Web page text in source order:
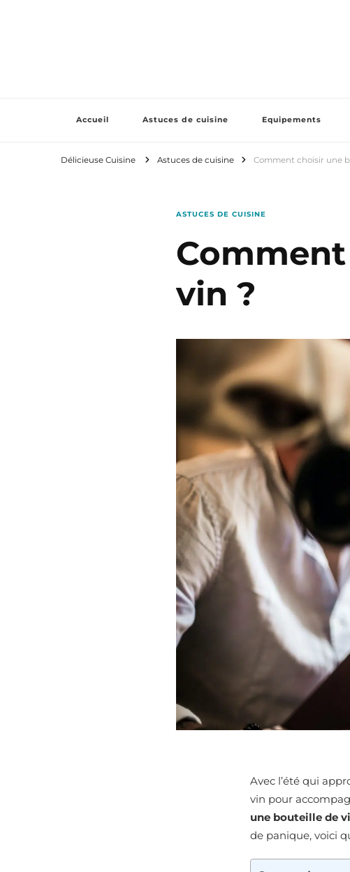
Accueil Astuces de cuisine Equipements
Délicieuse Cuisine Astuces de cuisine Comment choisir une
ASTUCES DE CUISINE
vin ?
Avec l’été qui
vin pour
une bouteille de
de panique, voici